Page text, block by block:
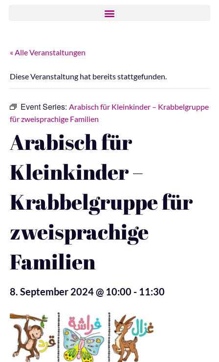
« Alle Veranstaltungen
Diese Veranstaltung hat bereits stattgefunden.
Event Series: Arabisch für Kleinkinder – Krabbelgruppe
für zweisprachige Familien
Arabisch für
Kleinkinder –
Krabbelgruppe für
zweisprachige
Familien
8. September 2024 @ 10:00 - 11:30